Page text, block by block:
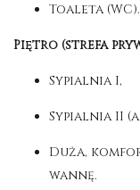
Toaleta (WC).
Piętro (strefa
Sypialnia I,
Sypialnia II
Duża,
wannę.